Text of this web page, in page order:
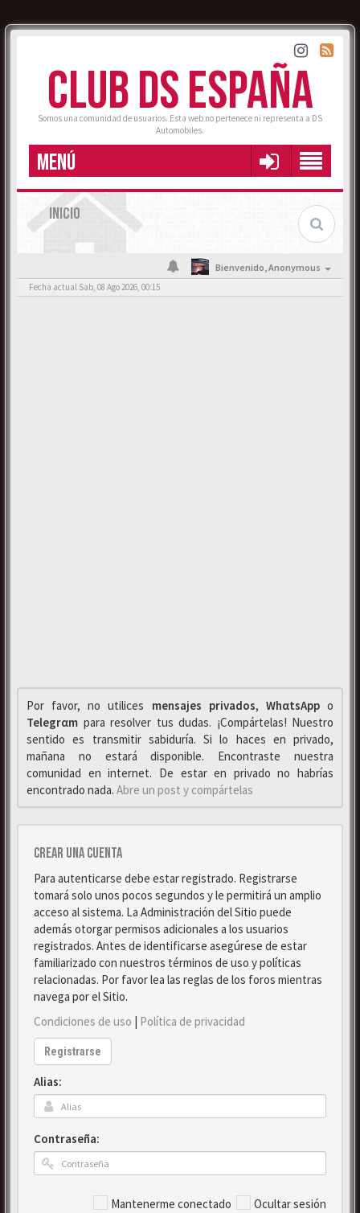
CLUB DS ESPAÑA
Somos una comunidad de usuarios. Esta web no pertenece ni representa a DS
Automobiles.
MENÚ
INICIO
Bienvenido,Anonymous
Fecha actual Sab, 08 Ago 2026, 00:15
Por favor, no utilices mensajes privados, WhαtsAppo
Telegrαm para resolver tus dudas. ¡Compártelas! Nuestro
sentido es transmitir sabiduría. Si lo haces en privado,
mañana no estará disponible. Encontraste nuestra
comunidad en internet. De estar en privado no habrías
encontrado nada. Abre un post y compártelas
Crear una cuenta
Para autenticarse debe estar registrado. Registrarse
tomará solo unos pocos segundos y le permitirá un amplio
acceso al sistema. La Administración del Sitio puede
además otorgar permisos adicionales a los usuarios
registrados. Antes de identificarse asegúrese de estar
familiarizado con nuestros términos de uso y políticas
relacionadas. Por favor lea las reglas de los foros mientras
navega por el Sitio.
Condiciones de uso | Política de privacidad
Registrarse
Alias:
Contraseña:
Mantenerme conectado Ocultar sesión